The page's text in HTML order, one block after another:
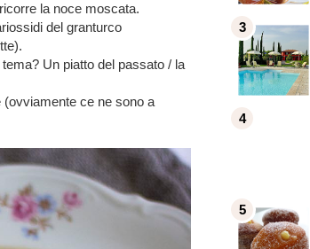
la noce moscata.
del granturco
tema? Un piatto del passato / la
ce ne sono a